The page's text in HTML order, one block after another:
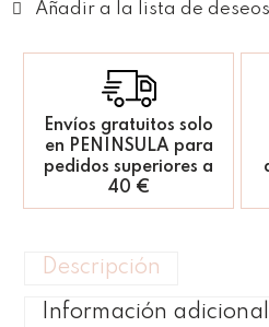
Envíos gratuitos solo
en PENINSULA para
pedidos superiores a
40 €
Descripción
Información adicional